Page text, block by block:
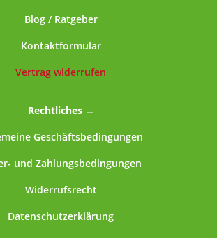
Blog / Ratgeber
Kontaktformular
Vertrag widerrufen
Rechtliches
Geschäftsbedingungen
und Zahlungsbedingungen
Widerrufsrecht
Datenschutzerklärung